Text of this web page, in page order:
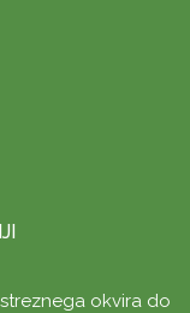
okvira do